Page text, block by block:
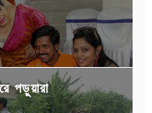
পড়ুয়ারা